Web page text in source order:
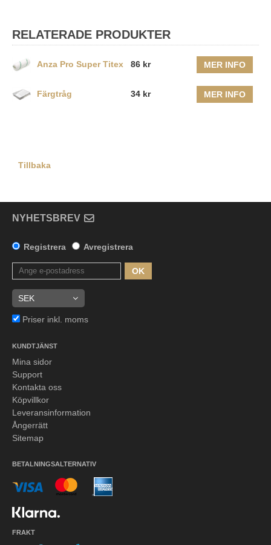
RELATERADE PRODUKTER
Anza Pro Super Titex 86 kr MER INFO
Färgtråg 34 kr MER INFO
Tillbaka
NYHETSBREV
Registrera Avregistrera
OK
Priser inkl. moms
KUNDTJÄNST
Mina sidor
Support
Kontakta oss
Köpvillkor
Leveransinformation
Ångerrätt
Sitemap
BETALNINGSALTERNATIV
FRAKT